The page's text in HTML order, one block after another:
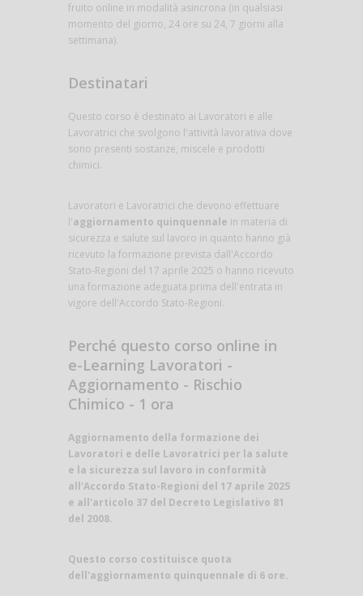
fruito online in modalità asincrona (in qualsiasi
momento del giorno, 24 ore su 24, 7 giorni alla
settimana).
Destinatari
Questo corso è destinato ai Lavoratori e alle
Lavoratrici che svolgono l'attività lavorativa dove
sono presenti sostanze, miscele e prodotti
chimici.
Lavoratori e Lavoratrici che devono effettuare
l'aggiornamento quinquennale in materia di
sicurezza e salute sul lavoro in quanto hanno già
ricevuto la formazione prevista dall'Accordo
Stato-Regioni del 17 aprile 2025 o hanno ricevuto
una formazione adeguata prima dell'entrata in
vigore dell'Accordo Stato-Regioni.
Perché questo corso online in
e-Learning Lavoratori -
Aggiornamento - Rischio
Chimico - 1 ora
Aggiornamento della formazione dei
Lavoratori e delle Lavoratrici per la salute
e la sicurezza sul lavoro in conformità
all'Accordo Stato-Regioni del 17 aprile 2025
e all'articolo 37 del Decreto Legislativo 81
del 2008.
Questo corso costituisce quota
dell'aggiornamento quinquennale di 6 ore.